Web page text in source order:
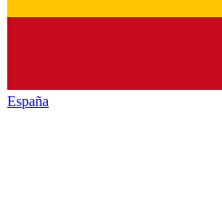
España